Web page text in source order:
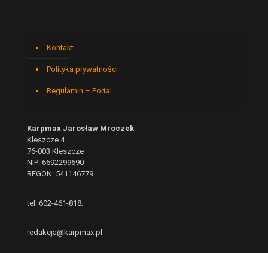
Kontakt
Polityka prywatności
Regulamin – Portal
Karpmax Jarosław Mroczek
Kleszcze 4
76-003 Kleszcze
NIP: 6692299690
REGON: 541146779
tel. 602-461-818;
redakcja@karpmax.pl